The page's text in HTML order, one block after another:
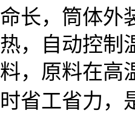
命长，筒体外
热，自动控制
料，原料在高
时省工省力，